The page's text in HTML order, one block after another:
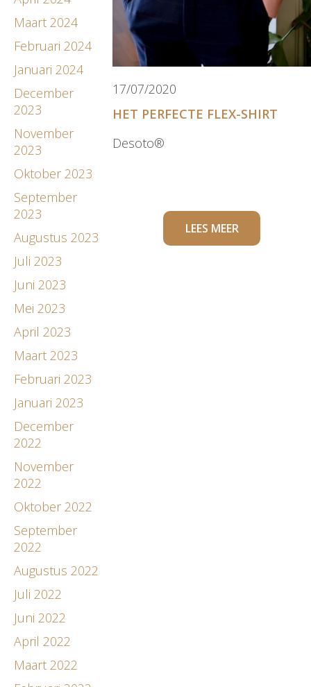
Maart 2024
Februari 2024
Januari 2024
December
2023
November
2023
Oktober 2023
September
2023
Augustus 2023
Juli 2023
Juni 2023
Mei 2023
April 2023
Maart 2023
Februari 2023
Januari 2023
December
2022
November
2022
Oktober 2022
September
2022
Augustus 2022
Juli 2022
Juni 2022
April 2022
Maart 2022
17/07/2020
HET PERFECTE FLEX-SHIRT
Desoto®
LEES MEER